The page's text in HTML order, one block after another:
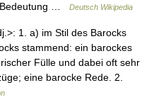
Bedeutung …
Deutsch Wikipedia
1. a) im Stil des Barocks
stammend: ein barockes
Fülle und dabei oft sehr
eine barocke Rede. 2.